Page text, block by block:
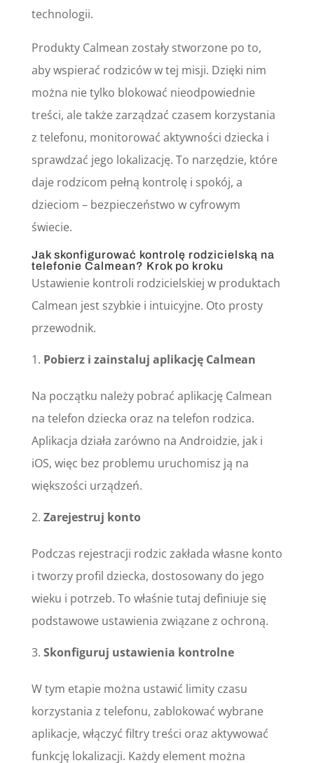
technologii.
Produkty Calmean zostały stworzone po to,
aby wspierać rodziców w tej misji. Dzięki nim
można nie tylko blokować nieodpowiednie
treści, ale także zarządzać czasem korzystania
z telefonu, monitorować aktywności dziecka i
sprawdzać jego lokalizację. To narzędzie, które
daje rodzicom pełną kontrolę i spokój, a
dzieciom – bezpieczeństwo w cyfrowym
świecie.
Jak skonfigurować kontrolę rodzicielską na
telefonie Calmean? Krok po kroku
Ustawienie kontroli rodzicielskiej w produktach
Calmean jest szybkie i intuicyjne. Oto prosty
przewodnik.
Pobierz i zainstaluj aplikację Calmean
Na początku należy pobrać aplikację Calmean
na telefon dziecka oraz na telefon rodzica.
Aplikacja działa zarówno na Androidzie, jak i
iOS, więc bez problemu uruchomisz ją na
większości urządzeń.
Zarejestruj konto
Podczas rejestracji rodzic zakłada własne konto
i tworzy profil dziecka, dostosowany do jego
wieku i potrzeb. To właśnie tutaj definiuje się
podstawowe ustawienia związane z ochroną.
Skonfiguruj ustawienia kontrolne
W tym etapie można ustawić limity czasu
korzystania z telefonu, zablokować wybrane
aplikacje, włączyć filtry treści oraz aktywować
funkcję lokalizacji. Każdy element można